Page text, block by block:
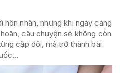
nhân, nhưng khi ngày càng
câu chuyện sẽ không còn
cặp đôi, mà trở thành bài